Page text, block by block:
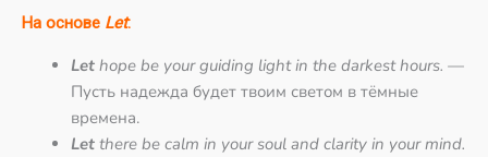
На основе Let:
Let hope be your guiding light in the darkest hours. —
Пусть надежда будет твоим светом в тёмные
времена.
Let there be calm in your soul and clarity in your mind.